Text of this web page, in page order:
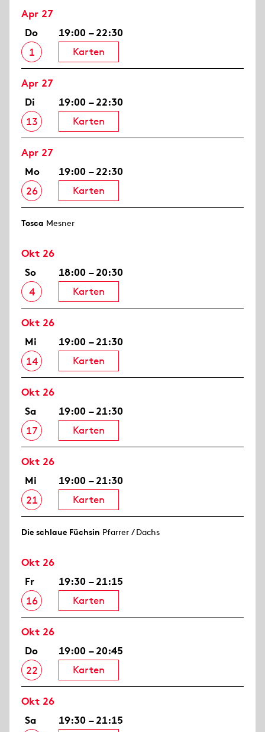
Apr 27
Do
1
19:00 – 22:30
Karten
Apr 27
Di
13
19:00 – 22:30
Karten
Apr 27
Mo
26
19:00 – 22:30
Karten
Tosca Mesner
Okt 26
So
4
18:00 – 20:30
Karten
Okt 26
Mi
14
19:00 – 21:30
Karten
Okt 26
Sa
17
19:00 – 21:30
Karten
Okt 26
Mi
21
19:00 – 21:30
Karten
Die schlaue Füchsin Pfarrer / Dachs
Okt 26
Fr
16
19:30 – 21:15
Karten
Okt 26
Do
22
19:00 – 20:45
Karten
Okt 26
Sa
19:30 – 21:15